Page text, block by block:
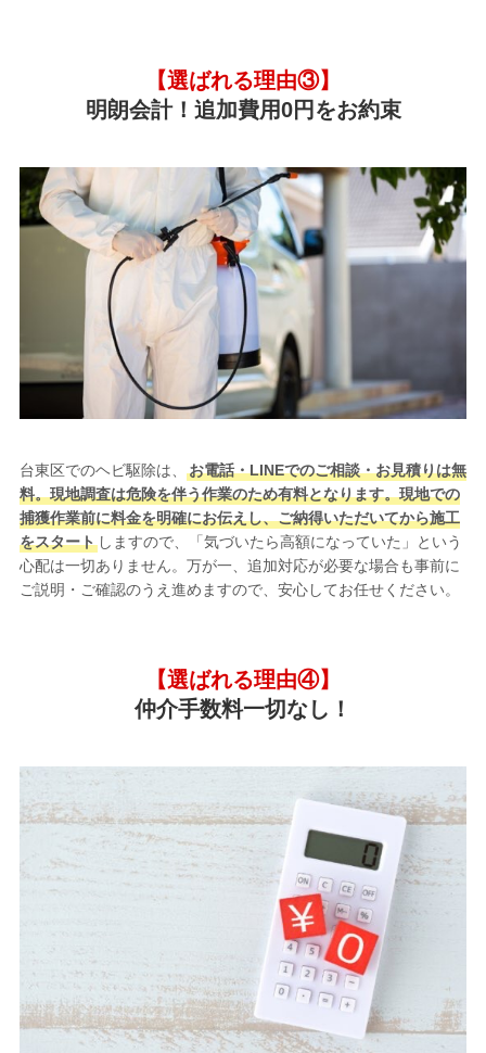
【選ばれる理由③】
明朗会計！追加費用0円をお約束
台東区でのヘビ駆除は、
お電話・LINEでのご相談・お見積りは無
料。現地調査は危険を伴う作業のため有料となります。現地での
捕獲作業前に料金を明確にお伝えし、ご納得いただいてから施工
をスタートしますので、「気づいたら高額になっていた」という
心配は一切ありません。万が一、追加対応が必要な場合も事前に
ご説明・ご確認のうえ進めますので、安心してお任せください。
【選ばれる理由④】
仲介手数料一切なし！